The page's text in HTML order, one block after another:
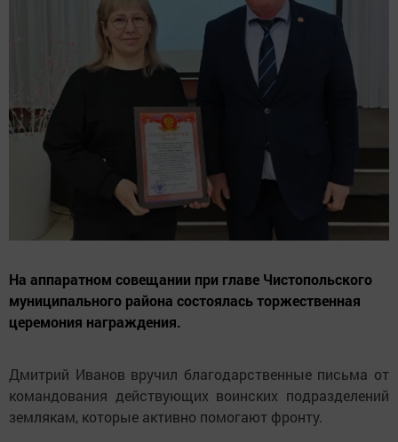
На аппаратном совещании при главе Чистопольского
муниципального района состоялась торжественная
церемония награждения.
Дмитрий Иванов вручил благодарственные письма от
командования действующих воинских подразделений
землякам, которые активно помогают фронту.